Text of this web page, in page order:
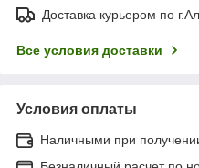
Доставка курьером по
Все условия доставки
Условия оплаты
Наличными при